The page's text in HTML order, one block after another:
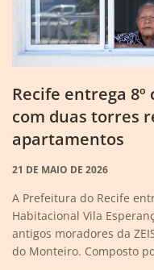
Recife entrega
com duas torres
apartamentos
21 DE MAIO DE 2026
A Prefeitura do Recife
Habitacional Vila
antigos moradores da
do Monteiro. Composto